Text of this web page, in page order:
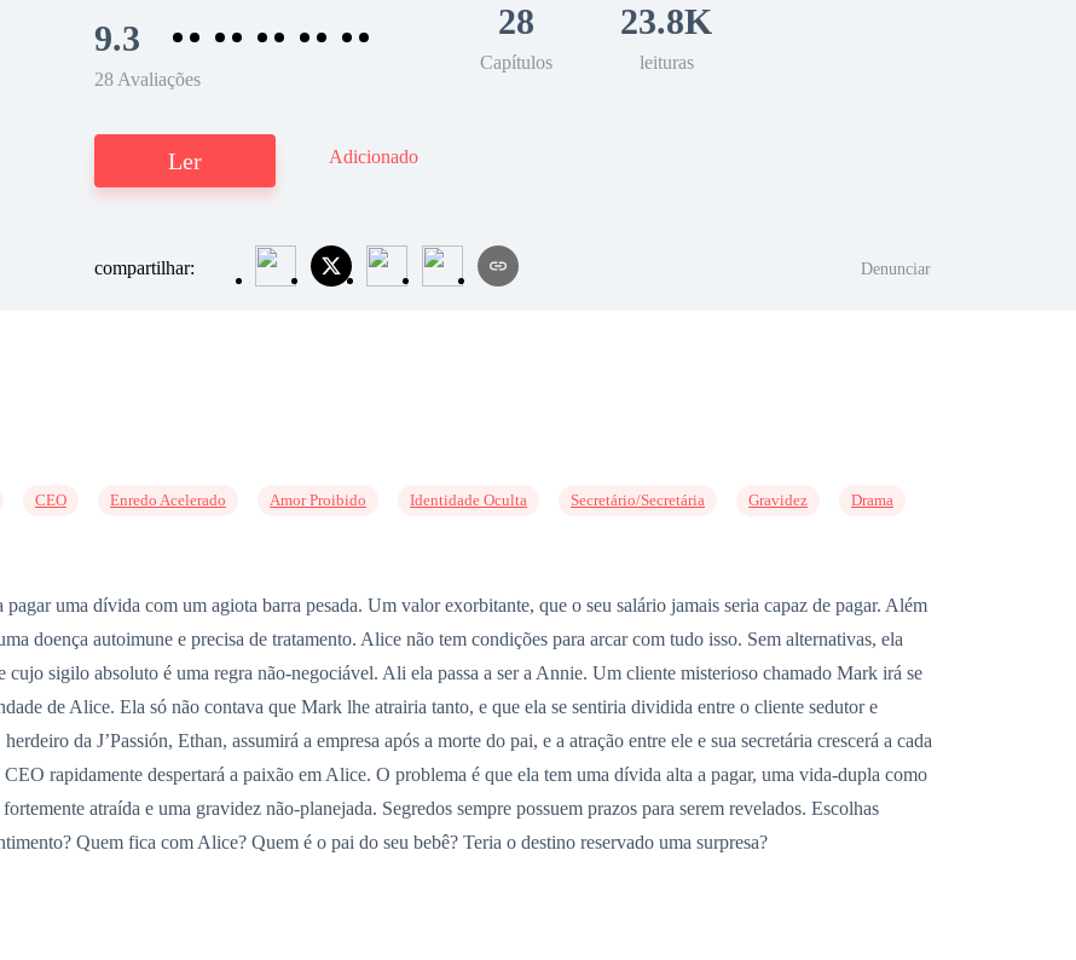
9.3
28 Avaliações
28
Capítulos
23.8K
leituras
Ler Adicionado
compartilhar: Denunciar
CEO Enredo Acelerado Amor Proibido Identidade Oculta Secretário/Secretária Gravidez Drama
uma dívida com um agiota barra pesada. Um valor exorbitante, que o seu salário jamais seria capaz de pagar. Além
doença autoimune e precisa de tratamento. Alice não tem condições para arcar com tudo isso. Sem alternativas, ela
cujo sigilo absoluto é uma regra não-negociável. Ali ela passa a ser a Annie. Um cliente misterioso chamado Mark irá se
de Alice. Ela só não contava que Mark lhe atrairia tanto, e que ela se sentiria dividida entre o cliente sedutor e
da J’Passión, Ethan, assumirá a empresa após a morte do pai, e a atração entre ele e sua secretária crescerá a cada
rapidamente despertará a paixão em Alice. O problema é que ela tem uma dívida alta a pagar, uma vida-dupla como
atraída e uma gravidez não-planejada. Segredos sempre possuem prazos para serem revelados. Escolhas
Quem fica com Alice? Quem é o pai do seu bebê? Teria o destino reservado uma surpresa?